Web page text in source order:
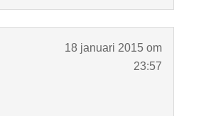
18 januari 2015 om
23:57